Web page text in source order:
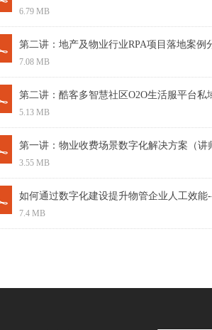
6.79 MB
7.08 MB
5.13 MB
3.55 MB
如何通过数字化建设提升物管企业人工效能
7.4 MB